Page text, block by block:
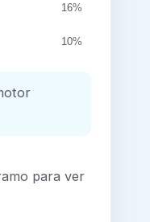
16%
10%
para ver